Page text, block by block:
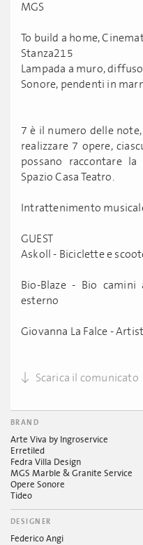
MGS
To build a home,
Stanza215
Lampada a muro,
Sonore, pendenti in
7 è il numero delle
realizzare 7 opere,
possano raccontare
Spazio Casa Teatro.
Intrattenimento
GUEST
Askoll - Biciclette e
Bio-Blaze - Bio
esterno
Giovanna La Falce -
Scarica il comunicato
BRAND
Arte Viva by Ingroservice
Erretiled
Fedra Villa Design
MGS Marble & Granite Service
Opere Sonore
Tideo
DESIGNER
Federico Angi